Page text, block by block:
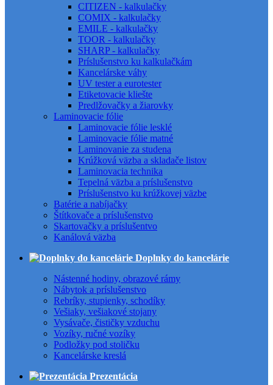
CITIZEN - kalkulačky
COMIX - kalkulačky
EMILE - kalkulačky
TOOR - kalkulačky
SHARP - kalkulačky
Príslušenstvo ku kalkulačkám
Kancelárske váhy
UV tester a eurotester
Etiketovacie kliešte
Predlžovačky a žiarovky
Laminovacie fólie
Laminovacie fólie lesklé
Laminovacie fólie matné
Laminovanie za studena
Krúžková väzba a skladače listov
Laminovacia technika
Tepelná väzba a príslušenstvo
Príslušenstvo ku krúžkovej väzbe
Batérie a nabíjačky
Štítkovače a príslušenstvo
Skartovačky a príslušentvo
Kanálová väzba
Doplnky do kancelárie
Nástenné hodiny, obrazové rámy
Nábytok a príslušenstvo
Rebríky, stupienky, schodíky
Vešiaky, vešiakové stojany
Vysávače, čističky vzduchu
Vozíky, ručné vozíky
Podložky pod stoličku
Kancelárske kreslá
Prezentácia